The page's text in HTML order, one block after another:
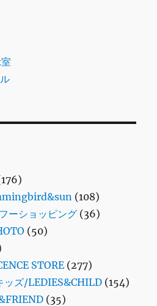
(108)
ーショッピング (36)
(50)
STORE (277)
ッズ/LEDIES&CHILD (154)
(35)